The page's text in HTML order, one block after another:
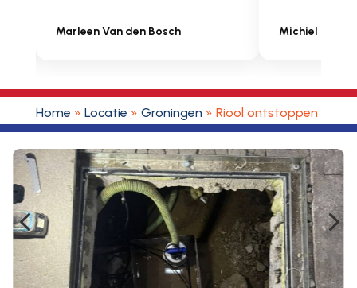
Marleen Van den Bosch Michiel
Home » Locatie » Groningen » Riool ontstoppen
4 5